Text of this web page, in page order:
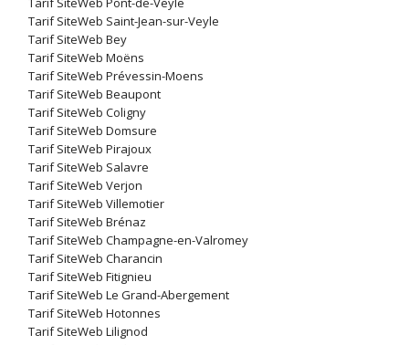
Tarif SiteWeb Saint-Jean-sur-Veyle
Tarif SiteWeb Bey
Tarif SiteWeb Moëns
Tarif SiteWeb Prévessin-Moens
Tarif SiteWeb Beaupont
Tarif SiteWeb Coligny
Tarif SiteWeb Domsure
Tarif SiteWeb Pirajoux
Tarif SiteWeb Salavre
Tarif SiteWeb Verjon
Tarif SiteWeb Villemotier
Tarif SiteWeb Brénaz
Tarif SiteWeb Champagne-en-Valromey
Tarif SiteWeb Charancin
Tarif SiteWeb Fitignieu
Tarif SiteWeb Le Grand-Abergement
Tarif SiteWeb Hotonnes
Tarif SiteWeb Lilignod